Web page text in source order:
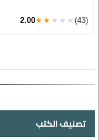
2.00★★★★★ (43)
تصنيف الكتب